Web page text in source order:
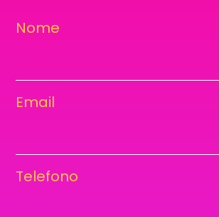
Nome
Email
Telefono